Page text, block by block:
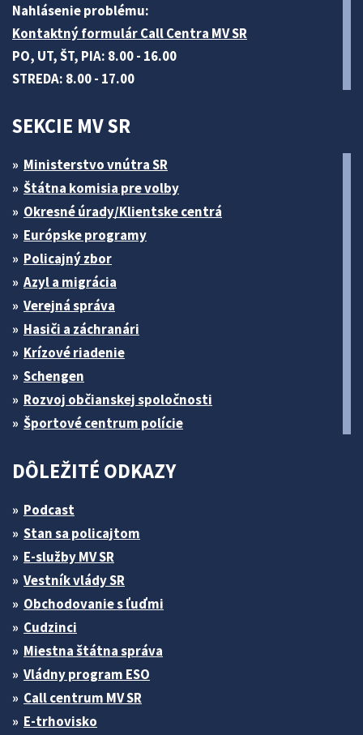
Nahlásenie problému:
Kontaktný formulár Call Centra MV SR
PO, UT, ŠT, PIA: 8.00 - 16.00
STREDA: 8.00 - 17.00
SEKCIE MV SR
Ministerstvo vnútra SR
Štátna komisia pre volby
Okresné úrady/Klientske centrá
Európske programy
Policajný zbor
Azyl a migrácia
Verejná správa
Hasiči a záchranári
Krízové riadenie
Schengen
Rozvoj občianskej spoločnosti
Športové centrum polície
DÔLEŽITÉ ODKAZY
Podcast
Stan sa policajtom
E-služby MV SR
Vestník vlády SR
Obchodovanie s ľuďmi
Cudzinci
Miestna štátna správa
Vládny program ESO
Call centrum MV SR
E-trhovisko